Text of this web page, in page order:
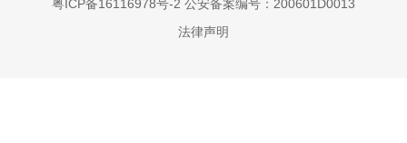
粤ICP备16116978号-2 公安备案编号：200601D0013
法律声明